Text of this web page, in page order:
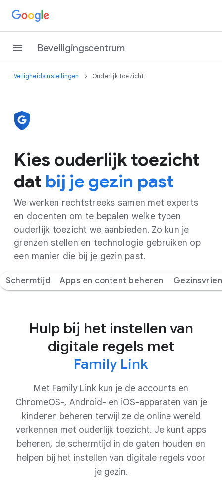
Beveiligingscentrum
Veiligheidsinstellingen Ouderlijk toezicht
Kies ouderlijk toezicht
dat bij je gezin past
We werken rechtstreeks samen met experts
en docenten om te bepalen welke typen
ouderlijk toezicht we aanbieden. Zo kun je
grenzen stellen en technologie gebruiken op
een manier die bij je gezin past.
Schermtijd Apps en content beheren
Hulp bij het instellen van
digitale regels met
Family Link
Met Family Link kun je de accounts en
ChromeOS-, Android- en iOS-apparaten van je
kinderen beheren terwijl ze de online wereld
verkennen met ouderlijk toezicht. Je kunt apps
beheren, de schermtijd in de gaten houden en
helpen bij het instellen van digitale regels voor
je gezin.